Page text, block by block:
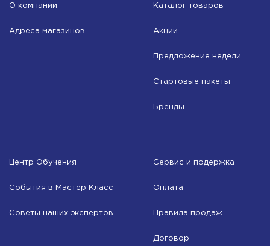
О компании
Адреса магазинов
Каталог товаров
Акции
Предложение недели
Стартовые пакеты
Бренды
Центр Обучения
События в Мастер Класс
Советы наших экспертов
Сервис и подержка
Оплата
Правила продаж
Договор